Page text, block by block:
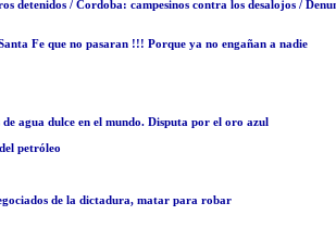
detenidos / Cordoba: campesinos contra los desalojos /
Fe que no pasaran !!! Porque ya no engañan a nadie
agua dulce en el mundo. Disputa por el oro azul
petróleo
de la dictadura, matar para robar